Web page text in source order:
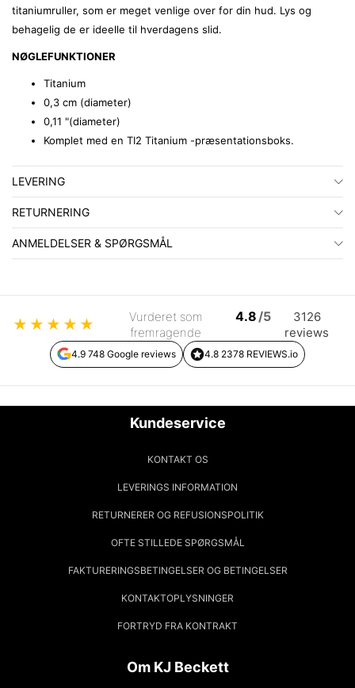
titaniumruller, som er meget venlige over for din hud. Lys og
behagelig de er ideelle til hverdagens slid.
NØGLEFUNKTIONER
Titanium
0,3 cm (diameter)
0,11 "(diameter)
Komplet med en TI2 Titanium -præsentationsboks.
LEVERING
RETURNERING
ANMELDELSER & SPØRGSMÅL
★ ★ ★ ★ ★
Vurderet som
fremragende
4.8/5
3126
reviews
4.9 748 Google reviews 4.8 2378 REVIEWS.io
Kundeservice
KONTAKT OS
LEVERINGS INFORMATION
RETURNERER OG REFUSIONSPOLITIK
OFTE STILLEDE SPØRGSMÅL
FAKTURERINGSBETINGELSER OG BETINGELSER
KONTAKTOPLYSNINGER
FORTRYD FRA KONTRAKT
Om KJ Beckett